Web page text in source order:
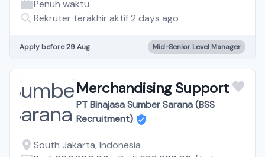
Penuh waktu
Rekruter terakhir aktif 2 days ago
Apply before 29 Aug Mid-Senior Level Manager
Merchandising Support
PT Binajasa Sumber Sarana (BSS
Recruitment)
South Jakarta, Indonesia